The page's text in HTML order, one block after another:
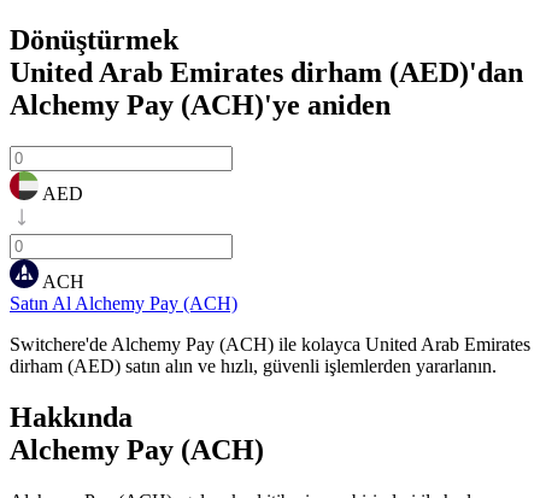
Dönüştürmek
United Arab Emirates dirham (AED)'dan
Alchemy Pay (ACH)'ye aniden
AED
ACH
Satın Al Alchemy Pay (ACH)
Switchere'de Alchemy Pay (ACH) ile kolayca United Arab Emirates
dirham (AED) satın alın ve hızlı, güvenli işlemlerden yararlanın.
Hakkında
Alchemy Pay (ACH)